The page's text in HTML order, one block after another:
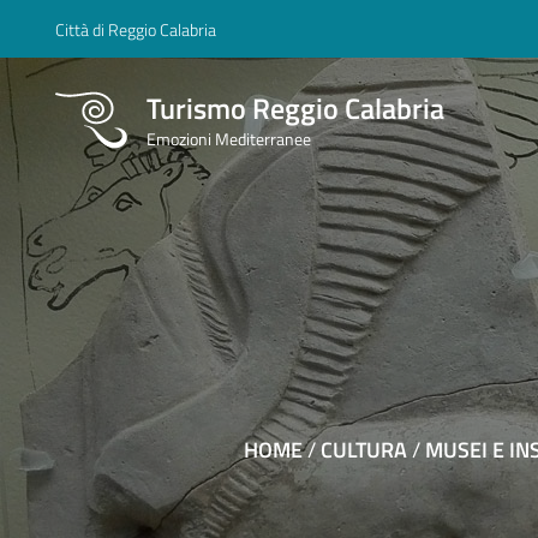
Città di Reggio Calabria
Turismo Reggio Calabria
Emozioni Mediterranee
HOME/CULTURA/MUSEI E